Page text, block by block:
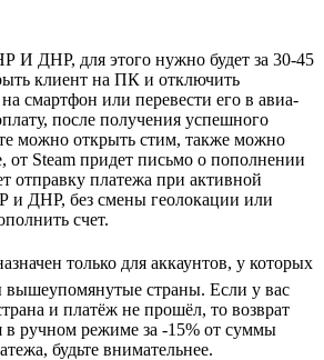
ДНР, для этого нужно будет за 30-45
клиент на ПК и отключить
смартфон или перевести его в авиа-
после получения успешного
можно открыть стим, также можно
от Steam придет письмо о пополнении
отправку платежа при активной
и ДНР, без смены геолокации или
счет.
только для аккаунтов, у которых
вышеупомянутые страны. Если у вас
и платёж не прошёл, то возврат
в ручном режиме за -15% от суммы
будьте внимательнее.